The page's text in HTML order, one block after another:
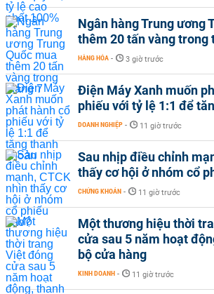
Ngân hàng Trung ương
thêm 20 tấn vàng trong
HÀNG HÓA - 3 giờ trước
Điện Máy Xanh muốn
phiếu với tỷ lệ 1:1 để
DOANH NGHIỆP - 11 giờ trước
Sau nhịp điều chỉnh
thấy cơ hội ở nhóm cổ
CHỨNG KHOÁN - 11 giờ trước
Một thương hiệu thời
cửa sau 5 năm hoạt
bộ cửa hàng
KINH DOANH - 11 giờ trước